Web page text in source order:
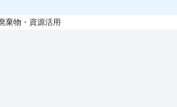
棄物・資源活用